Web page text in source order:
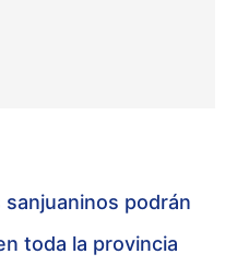
podrán
toda la provincia